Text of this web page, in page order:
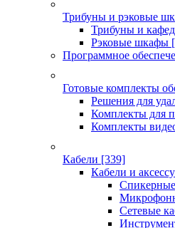
Трибуны и рэковые
Трибуны и
Рэковые шкафы
Программное
Готовые комплекты
Решения для
Комплекты для
Комплекты
Кабели [339]
Кабели и
Сетевые